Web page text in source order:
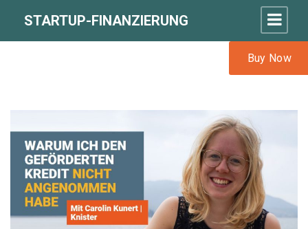
STARTUP-FINANZIERUNG
Buy Now